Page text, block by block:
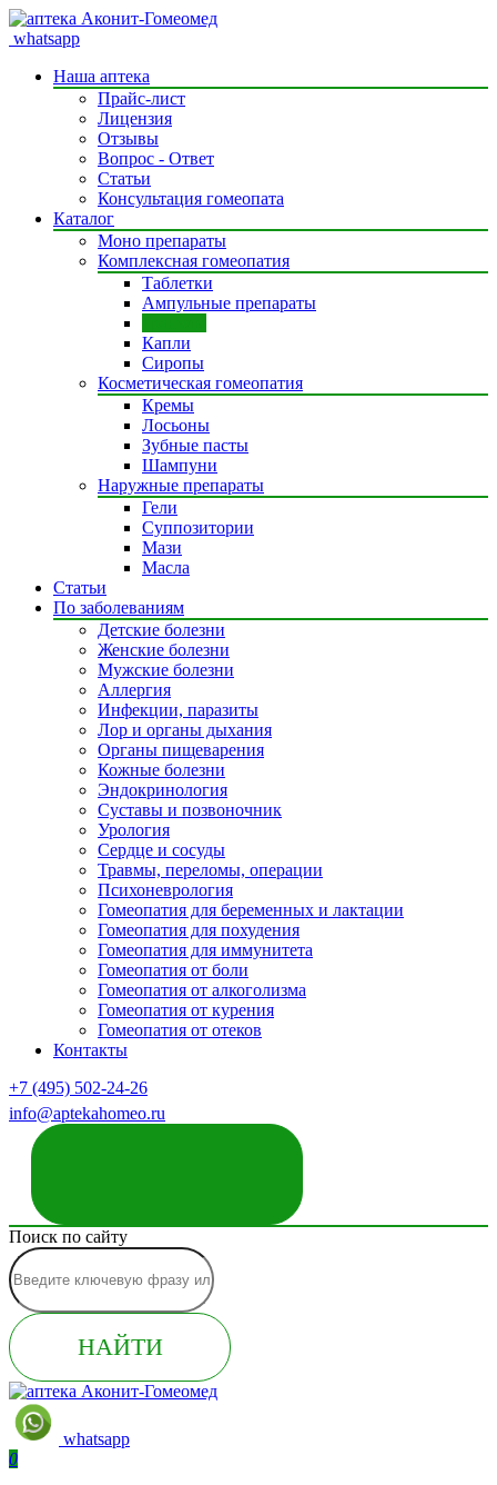
whatsapp
Наша аптека
Прайс-лист
Лицензия
Отзывы
Вопрос - Ответ
Статьи
Консультация гомеопата
Каталог
Моно препараты
Комплексная гомеопатия
Таблетки
Ампульные препараты
Капли
Сиропы
Косметическая гомеопатия
Кремы
Лосьоны
Зубные пасты
Шампуни
Наружные препараты
Гели
Суппозитории
Мази
Масла
Статьи
По заболеваниям
Детские болезни
Женские болезни
Мужские болезни
Аллергия
Инфекции, паразиты
Лор и органы дыхания
Органы пищеварения
Кожные болезни
Эндокринология
Суставы и позвоночник
Урология
Сердце и сосуды
Травмы, переломы, операции
Психоневрология
Гомеопатия для беременных и лактации
Гомеопатия для похудения
Гомеопатия для иммунитета
Гомеопатия от боли
Гомеопатия от алкоголизма
Гомеопатия от курения
Гомеопатия от отеков
Контакты
+7 (495) 502-24-26
info@aptekahomeo.ru
Поиск по сайту
НАЙТИ
whatsapp
0